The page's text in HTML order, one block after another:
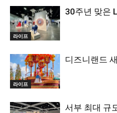
라이프
30주년 맞은
라이프
디즈니랜드
서부 최대 규